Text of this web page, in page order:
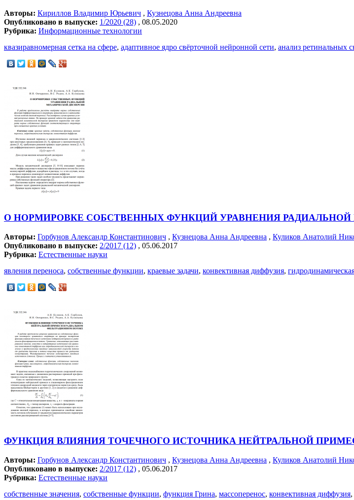
Авторы: Кириллов Владимир Юрьевич , Кузнецова Анна Андреевна
Опубликовано в выпуске: 1/2020 (28) , 08.05.2020
Рубрика: Информационные технологии
квазиравномерная сетка на сфере, адаптивное ядро свёрточной нейронной сети, анализ ретинальных
О НОРМИРОВКЕ СОБСТВЕННЫХ ФУНКЦИЙ УРАВНЕНИЯ
Авторы: Горбунов Александр Константинович , Кузнецова Анна Андреевна , Куликов Анатолий
Опубликовано в выпуске: 2/2017 (12) , 05.06.2017
Рубрика: Естественные науки
явления переноса, собственные функции, краевые задачи, конвективная диффузия,
ФУНКЦИЯ ВЛИЯНИЯ ТОЧЕЧНОГО ИСТОЧНИКА НЕЙТРАЛЬНОЙ
Авторы: Горбунов Александр Константинович , Кузнецова Анна Андреевна , Куликов Анатолий
Опубликовано в выпуске: 2/2017 (12) , 05.06.2017
Рубрика: Естественные науки
собственные значения, собственные функции, функция Грина, массоперенос, конвективная диффузия,